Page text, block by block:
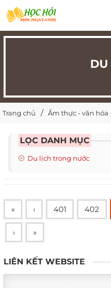
DU
Trang chủ Ẩm thực - văn hóa
LỌC DANH MỤC
Du lịch trong nước
« ‹ 401 402
› »
LIÊN KẾT WEBSITE